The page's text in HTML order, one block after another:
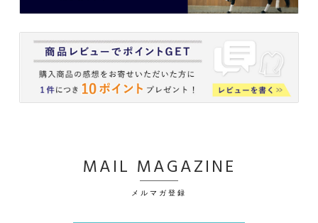
MAIL MAGAZINE
メルマガ登録